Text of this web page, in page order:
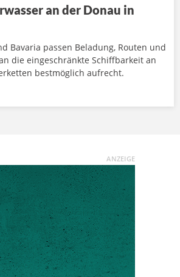
an der Donau in
Bavaria passen Beladung, Routen und
die eingeschränkte Schiffbarkeit an
bestmöglich aufrecht.
ANZEIGE